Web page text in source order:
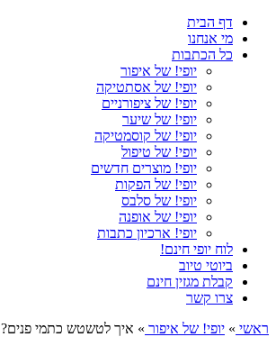
דף הבית
מי אנחנו
כל הכתבות
יופי! של איפור
יופי! של אסתטיקה
יופי! של ציפורניים
יופי! של שיער
יופי! של קוסמטיקה
יופי! של טיפול
יופי! מוצרים חדשים
יופי! של הפקות
יופי! של סלבס
יופי! של אופנה
יופי! ארכיון כתבות
לוח יופי חינם!
ביוטי טיוב
קבלת מגזין חינם
צרו קשר
ראשי » יופי! של איפור » איך לטשטש כתמי פנים?